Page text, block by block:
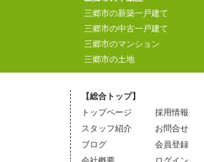
三郷市の新築一戸建て
三郷市の中古一戸建て
三郷市のマンション
三郷市の土地
【総合トップ】
トップページ
スタッフ紹介
ブログ
採用情報
お問合せ
会員登録